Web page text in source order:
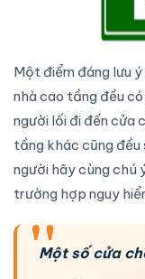
Một điểm đáng lưu
nhà cao tầng đều
người lối đi đến cửa
tầng khác cũng đều
người hãy cùng chú
trường hợp nguy
Một số cửa